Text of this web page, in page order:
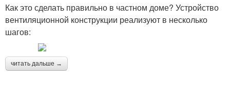
Как это сделать правильно в частном доме? Устройство
вентиляционной конструкции реализуют в несколько
шагов:
читать дальше →